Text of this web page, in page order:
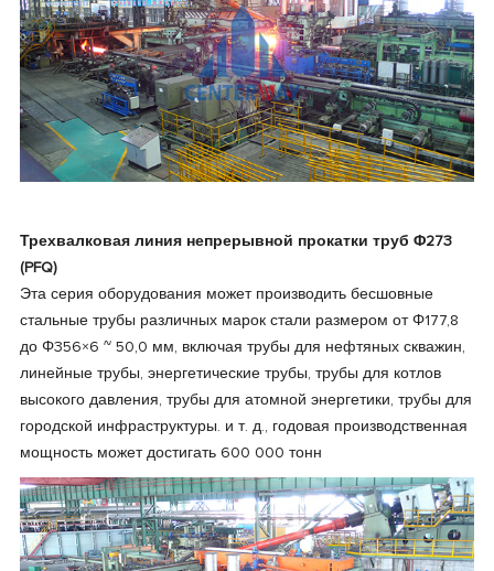
Трехвалковая линия непрерывной прокатки труб Φ273
(PFQ)
Эта серия оборудования может производить бесшовные
стальные трубы различных марок стали размером от Φ177,8
до Φ356×6 ~ 50,0 мм, включая трубы для нефтяных скважин,
линейные трубы, энергетические трубы, трубы для котлов
высокого давления, трубы для атомной энергетики, трубы для
городской инфраструктуры. и т. д., годовая производственная
мощность может достигать 600 000 тонн